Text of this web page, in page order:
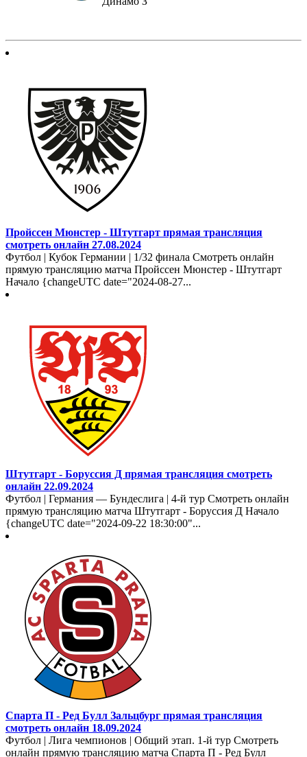
Пройссен Мюнстер - Штутгарт прямая трансляция
смотреть онлайн 27.08.2024
Футбол | Кубок Германии | 1/32 финала Смотреть онлайн
прямую трансляцию матча Пройссен Мюнстер - Штутгарт
Начало {changeUTC date="2024-08-27...
Штутгарт - Боруссия Д прямая трансляция смотреть
онлайн 22.09.2024
Футбол | Германия — Бундеслига | 4-й тур Смотреть онлайн
прямую трансляцию матча Штутгарт - Боруссия Д Начало
{changeUTC date="2024-09-22 18:30:00"...
Спарта П - Ред Булл Зальцбург прямая трансляция
смотреть онлайн 18.09.2024
Футбол | Лига чемпионов | Общий этап. 1-й тур Смотреть
онлайн прямую трансляцию матча Спарта П - Ред Булл